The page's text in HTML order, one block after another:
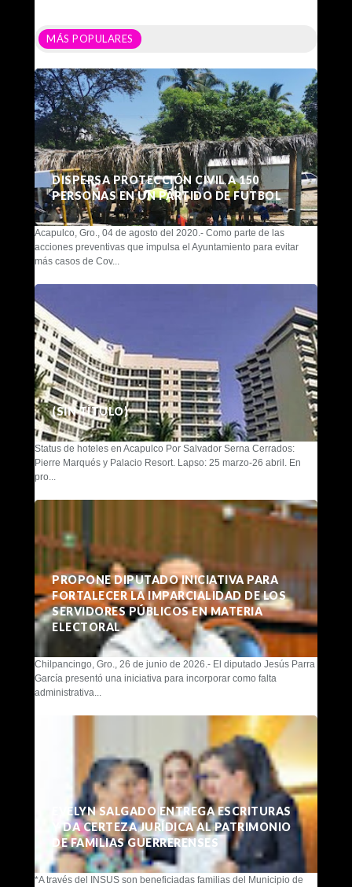
MÁS POPULARES
DISPERSA PROTECCIÓN CIVIL A 150
PERSONAS EN UN PARTIDO DE FUTBOL
Acapulco, Gro., 04 de agosto del 2020.- Como parte de las
acciones preventivas que impulsa el Ayuntamiento para evitar
más casos de Cov...
(SIN TÍTULO)
Status de hoteles en Acapulco Por Salvador Serna Cerrados:
Pierre Marqués y Palacio Resort. Lapso: 25 marzo-26 abril. En
pro...
PROPONE DIPUTADO INICIATIVA PARA
FORTALECER LA IMPARCIALIDAD DE LOS
SERVIDORES PÚBLICOS EN MATERIA
ELECTORAL
Chilpancingo, Gro., 26 de junio de 2026.- El diputado Jesús Parra
García presentó una iniciativa para incorporar como falta
administrativa...
EVELYN SALGADO ENTREGA ESCRITURAS
Y DA CERTEZA JURÍDICA AL PATRIMONIO
DE FAMILIAS GUERRERENSES
*A través del INSUS son beneficiadas familias del Municipio de